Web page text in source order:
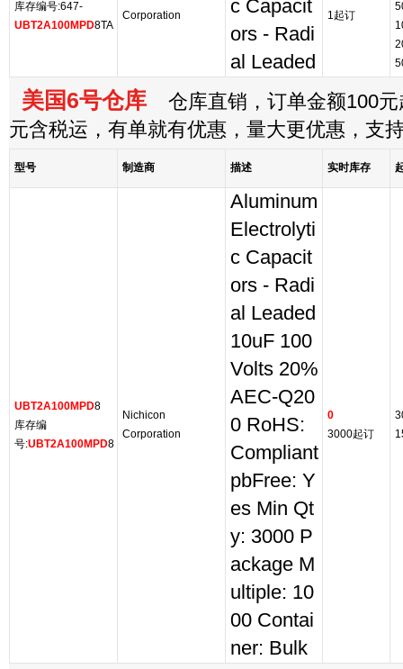
库存编号:647-
UBT2A100MPD8TA
Corporation
c Capacit
ors - Radi
al Leaded
1起订
美国6号仓库 仓库直销，订单金额100元
元含税运，有单就有优惠，量大更优惠，支
型号 制造商 描述 实时库存
UBT2A100MPD8
库存编
号:UBT2A100MPD8
Nichicon
Corporation
Aluminum
Electrolyti
c Capacit
ors - Radi
al Leaded
10uF 100
Volts 20%
AEC-Q20
0 RoHS:
Compliant
pbFree: Y
es Min Qt
y: 3000 P
ackage M
ultiple: 10
00 Contai
ner: Bulk
0
3000起订